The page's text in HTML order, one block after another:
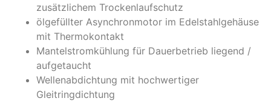
zusätzlichem Trockenlaufschutz
ölgefüllter Asynchronmotor im Edelstahlgehäuse
mit Thermokontakt
Mantelstromkühlung für Dauerbetrieb liegend /
aufgetaucht
Wellenabdichtung mit hochwertiger
Gleitringdichtung